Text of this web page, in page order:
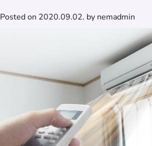
Posted on 2020.09.02. by nemadmin